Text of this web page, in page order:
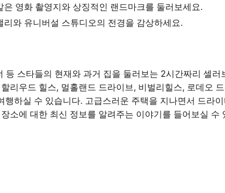
영화 촬영지와 상징적인 랜드마크를 둘러보세요.
와 유니버설 스튜디오의 전경을 감상하세요.
등 스타들의 현재와 과거 집을 둘러보는 2시간짜리 셀러
리우드 힐스, 멀홀랜드 드라이브, 비벌리힐스, 로데오
행하실 수 있습니다. 고급스러운 주택을 지나면서 드라
소에 대한 최신 정보를 알려주는 이야기를 들어보실 수